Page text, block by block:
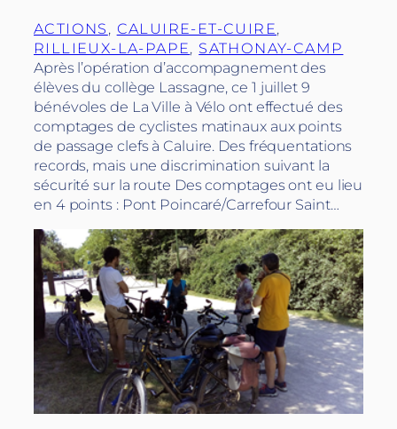
ACTIONS , CALUIRE-ET-CUIRE
RILLIEUX-LA-PAPE, SATHONAY-CAMP
Après l’opération d’accompagnement des
élèves du collège Lassagne, ce 1 juillet 9
bénévoles de La Ville à Vélo ont effectué des
comptages de cyclistes matinaux aux points
de passage clefs à Caluire. Des fréquentations
records, mais une discrimination suivant la
sécurité sur la route Des comptages ont eu lieu
en 4 points : Pont Poincaré/Carrefour Saint…